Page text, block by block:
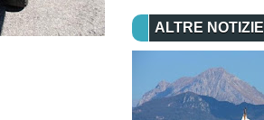
ALTRE NOTIZIE